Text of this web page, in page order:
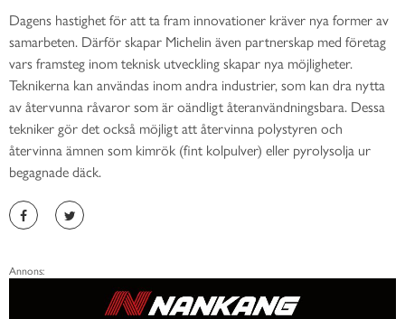
Dagens hastighet för att ta fram innovationer kräver nya former av
samarbeten. Därför skapar Michelin även partnerskap med företag
vars framsteg inom teknisk utveckling skapar nya möjligheter.
Teknikerna kan användas inom andra industrier, som kan dra nytta
av återvunna råvaror som är oändligt återanvändningsbara. Dessa
tekniker gör det också möjligt att återvinna polystyren och
återvinna ämnen som kimrök (fint kolpulver) eller pyrolysolja ur
begagnade däck.
Annons: